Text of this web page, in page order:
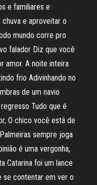
e familiares e
e aproveitar o
mundo corre pro
falador Diz que você
amor. A noite inteira
frio Adivinhando no
de um navio
Tudo que é
O chico você está de
sempre joga
é uma vergonha,
Catarina foi um lance
se contentar em ver o